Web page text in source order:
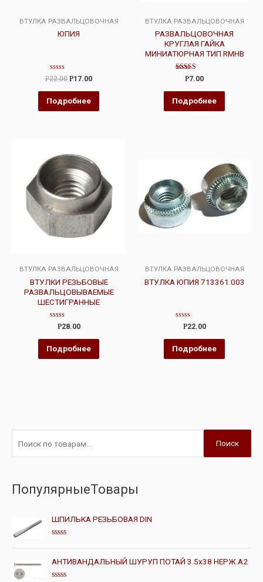
ВТУЛКА РАЗВАЛЬЦОВОЧНАЯ
ЮПИЯ
Оценка
0
из
5
Р22.00 Р17.00
Подробнее
ВТУЛКА РАЗВАЛЬЦОВОЧНАЯ
РАЗВАЛЬЦОВОЧНАЯ
КРУГЛАЯ ГАЙКА
МИНИАТЮРНАЯ ТИП RMHB
Оценка
5.00
из 5
Р7.00
Подробнее
ВТУЛКА РАЗВАЛЬЦОВОЧНАЯ
ВТУЛКИ РЕЗЬБОВЫЕ
РАЗВАЛЬЦОВЫВАЕМЫЕ
ШЕСТИГРАННЫЕ
Оценка
из
5
Р28.00
Подробнее
ВТУЛКА РАЗВАЛЬЦОВОЧНАЯ
ВТУЛКА ЮПИЯ 713361.003
Оценка
из
5
Р22.00
Подробнее
Поиск
ПопулярныеТовары
ШПИЛЬКА РЕЗЬБОВАЯ DIN
ц
е
н
к
АНТИВАНДАЛЬНЫЙ ШУРУП ПОТАЙ 3.5х38 НЕРЖ.А2